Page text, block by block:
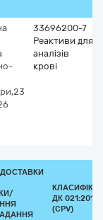
33696200-7
Реактиви для
аналізів
крові
ДК 021:2015
(CPV)